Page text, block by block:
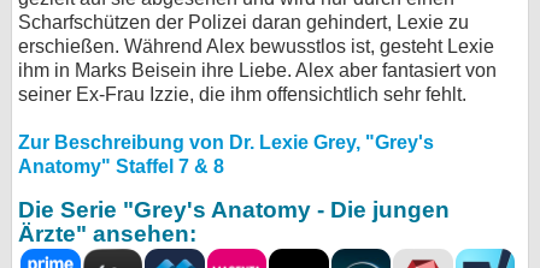
Scharfschützen der Polizei daran gehindert, Lexie zu
erschießen. Während Alex bewusstlos ist, gesteht Lexie
ihm in Marks Beisein ihre Liebe. Alex aber fantasiert von
seiner Ex-Frau Izzie, die ihm offensichtlich sehr fehlt.
Zur Beschreibung von Dr. Lexie Grey, "Grey's
Anatomy" Staffel 7 & 8
Die Serie "Grey's Anatomy - Die jungen
Ärzte" ansehen: